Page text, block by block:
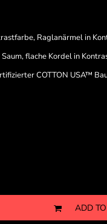
Raglanärmel in
flache Kordel in
COTTON USA™
ADD